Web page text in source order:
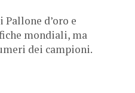
d’oro e
mondiali, ma
dei campioni.